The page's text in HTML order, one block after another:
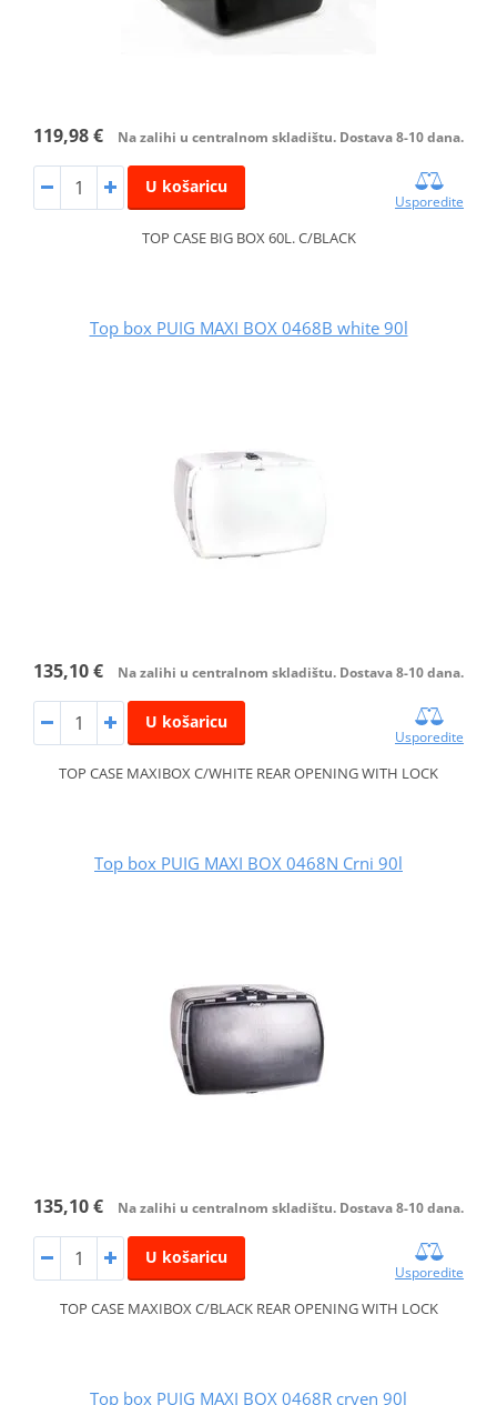
119,98 € Na zalihi u centralnom skladištu. Dostava 8-10 dana.
U košaricu
Usporedite
TOP CASE BIG BOX 60L. C/BLACK
Top box PUIG MAXI BOX 0468B white 90l
135,10 € Na zalihi u centralnom skladištu. Dostava 8-10 dana.
U košaricu
Usporedite
TOP CASE MAXIBOX C/WHITE REAR OPENING WITH LOCK
Top box PUIG MAXI BOX 0468N Crni 90l
135,10 € Na zalihi u centralnom skladištu. Dostava 8-10 dana.
U košaricu
Usporedite
TOP CASE MAXIBOX C/BLACK REAR OPENING WITH LOCK
Top box PUIG MAXI BOX 0468R crven 90l